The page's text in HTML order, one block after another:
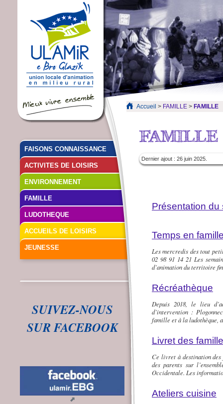
Accueil > FAMILLE> FAMILLE
Dernier ajout : 26 juin 2025.
Présentation du
Temps en
Les mercredis des tout
02 98 91 14 21 Les
d’animation du territoire
Récréathèque
Depuis 2018, le lieu
d’intervention :
famille et à la ludothèque,
Livret des
Ce livret à destination
des parents sur
Occidentale. Les
Ateliers cuisine
FAISONS CONNAISSANCE
ACTIVITES DE LOISIRS
ENVIRONNEMENT
FAMILLE
LUDOTHEQUE
ACCUEILS DE LOISIRS
JEUNESSE
SUIVEZ-NOUS
SUR FACEBOOK